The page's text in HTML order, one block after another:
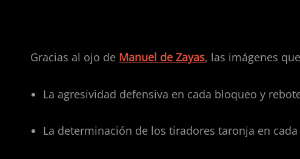
Gracias al ojo de Manuel de Zayas, las imágenes
La agresividad defensiva en cada bloqueo y
La determinación de los tiradores taronja en cada